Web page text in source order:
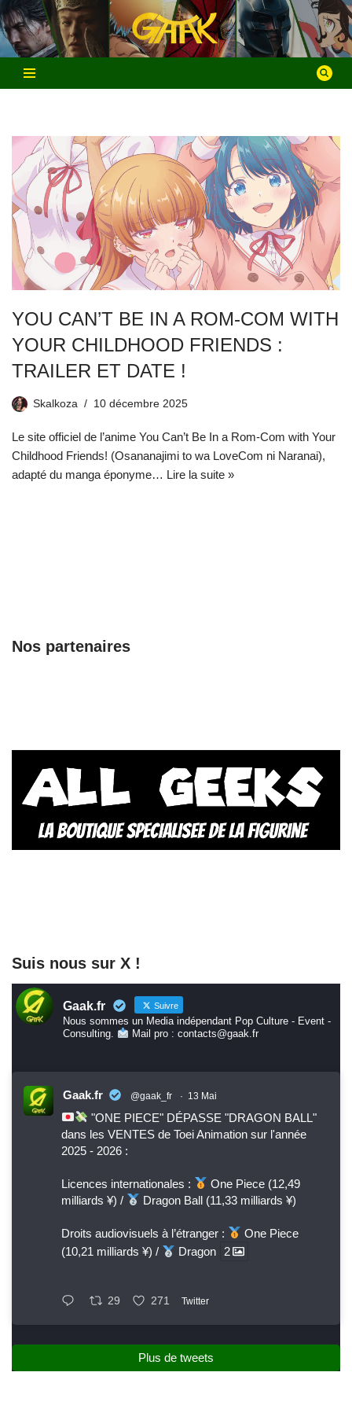
Aller
au
contenu
YOU CAN’T BE IN A ROM-COM WITH
YOUR CHILDHOOD FRIENDS :
TRAILER ET DATE !
Skalkoza 10 décembre 2025
Le site officiel de l’anime You Can’t Be In a Rom-Com with Your
Childhood Friends! (Osananajimi to wa LoveCom ni Naranai),
adapté du manga éponyme… Lire la suite »
Nos partenaires
Suis nous sur X !
Gaak.fr Suivre
Nous sommes un Media indépendant Pop Culture - Event -
Consulting.
Mail pro : contacts@gaak.fr
Gaak.fr @gaak_fr · 13 Mai
"ONE PIECE" DÉPASSE "DRAGON BALL"
dans les VENTES de Toei Animation sur l'année
2025 - 2026 :
Licences internationales :
One Piece (12,49
milliards ¥) /
Dragon Ball (11,33 milliards ¥)
Droits audiovisuels à l’étranger :
One Piece
(10,21 milliards ¥) /
Dragon 2
29 271 Twitter
Plus de tweets